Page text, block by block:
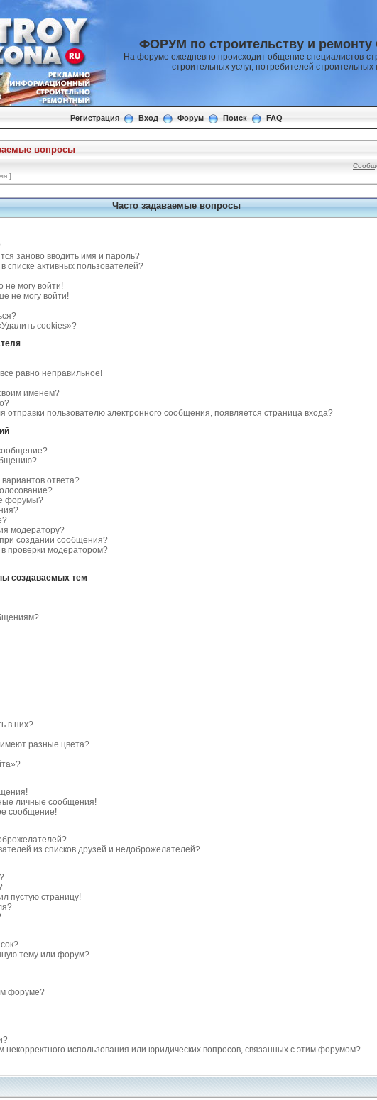
ФОРУМ по строительству и
На форуме ежедневно происходит общение специалистов-
строительных услуг, потребителей
Регистрация Вход Форум Поиск FAQ
вопросы
]
Часто задаваемые вопросы
заново вводить имя и пароль?
списке активных пользователей?
не могу войти!
не могу войти!
cookies»?
равно неправильное!
именем?
отправки пользователю электронного сообщения, появляется страница входа?
ответа?
форумы?
модератору?
создании сообщения?
проверки модератором?
создаваемых тем
в них?
разные цвета?
личные сообщения!
сообщение!
из списков друзей и недоброжелателей?
пустую страницу!
тему или форум?
форуме?
некорректного использования или юридических вопросов, связанных с этим форумом?